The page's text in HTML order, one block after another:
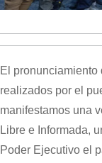
El pronunciamiento
realizados por el
manifestamos una
Libre e Informada,
Poder Ejecutivo el